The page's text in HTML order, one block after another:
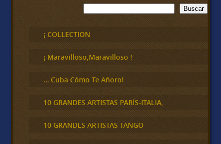
B
u
c
a
Buscar
¡ COLLECTION
¡ Maravilloso,Maravilloso !
… Cuba Cómo Te Añoro!
10 GRANDES ARTISTAS PARÍS-ITALIA,
10 GRANDES ARTISTAS TANGO